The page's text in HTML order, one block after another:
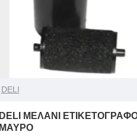
DELI
DELI ΜΕΛΑΝΙ
ΜΑΥΡΟ